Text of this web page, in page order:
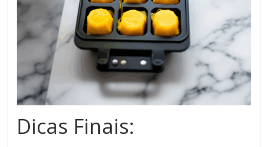
Dicas Finais: